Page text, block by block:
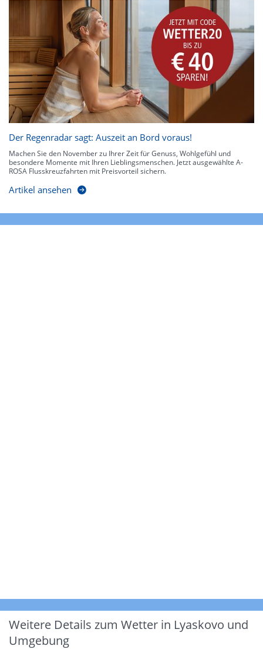
Der Regenradar sagt: Auszeit an Bord voraus!
Machen Sie den November zu Ihrer Zeit für Genuss, Wohlgefühl und
besondere Momente mit Ihren Lieblingsmenschen. Jetzt ausgewählte A-
ROSA Flusskreuzfahrten mit Preisvorteil sichern.
Artikel ansehen
Weitere Details zum Wetter in Lyaskovo und
Umgebung